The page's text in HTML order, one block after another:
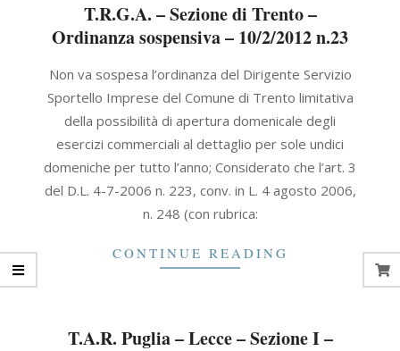
T.R.G.A. – Sezione di Trento –
Ordinanza sospensiva – 10/2/2012 n.23
02-
10
Non va sospesa l’ordinanza del Dirigente Servizio
Sportello Imprese del Comune di Trento limitativa
della possibilità di apertura domenicale degli
esercizi commerciali al dettaglio per sole undici
domeniche per tutto l’anno; Considerato che l’art. 3
del D.L. 4-7-2006 n. 223, conv. in L. 4 agosto 2006,
n. 248 (con rubrica:
CONTINUE READING
T.A.R. Puglia – Lecce – Sezione I –